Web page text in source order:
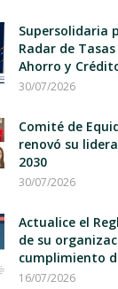
Supersolidaria
Radar de
Ahorro y
30/07/2026
Comité de
renovó su
2030
30/07/2026
Actualice el
de su
cumplimiento
16/07/2026